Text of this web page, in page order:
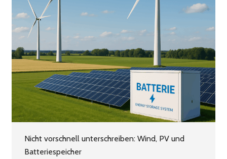
Nicht vorschnell unterschreiben: Wind, PV und
Batteriespeicher